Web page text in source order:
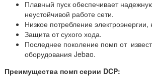
Плавный пуск обеспечивает
неустойчивой работе сети.
Низкое потребление электроэнергии,
Защита от сухого хода.
Последнее поколение помп от
оборудования Jebao.
Преимущества помп серии DCP: